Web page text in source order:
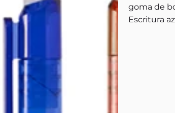
goma de
Escritura